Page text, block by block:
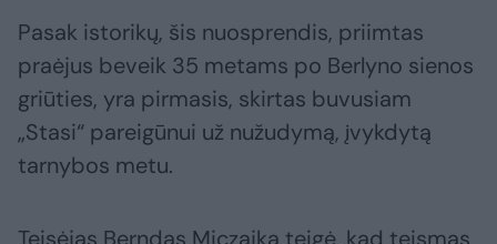
Pasak istorikų, šis nuosprendis, priimtas
praėjus beveik 35 metams po Berlyno sienos
griūties, yra pirmasis, skirtas buvusiam
„Stasi“ pareigūnui už nužudymą, įvykdytą
tarnybos metu.